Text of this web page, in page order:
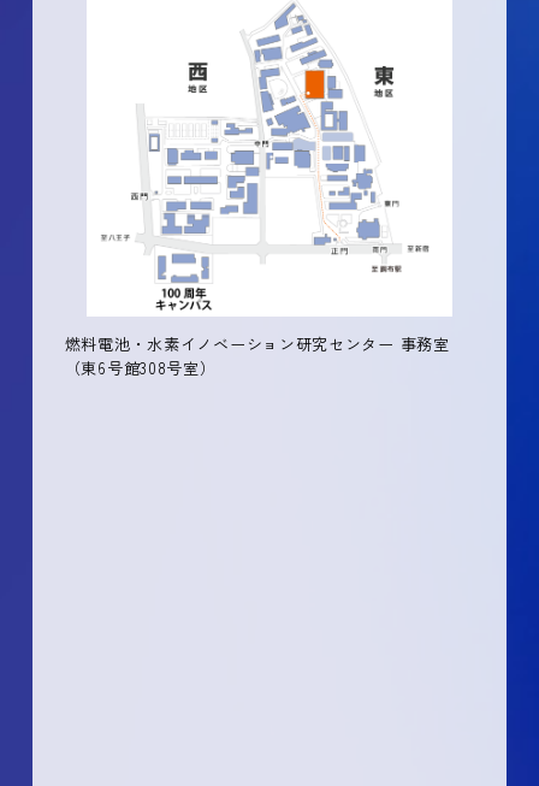
燃料電池・水素イノベーション研究センター 事務室
（東6号館308号室）